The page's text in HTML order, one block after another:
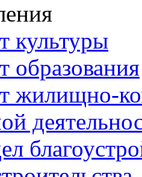
культуры
образования
жилищно-